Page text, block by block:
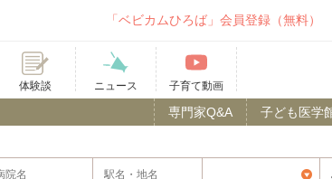
「ベビカムひろば」会員登録（無料）
体験談 ニュース 子育て動画
子ども医学
専門家Q&A